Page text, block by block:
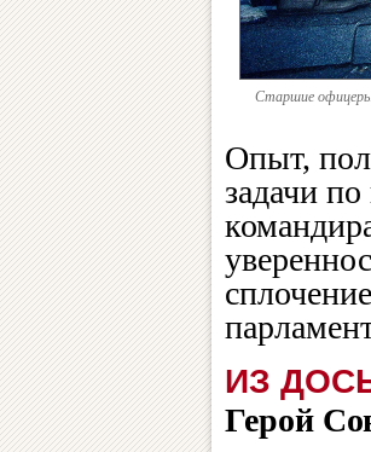
Старшие офицеры
Опыт,
задачи
ИЗ
Герой